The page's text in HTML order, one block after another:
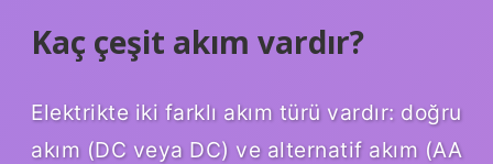
Kaç çeşit akım vardır?
Elektrikte iki farklı akım türü vardır: doğru
akım (DC veya DC) ve alternatif akım (AA